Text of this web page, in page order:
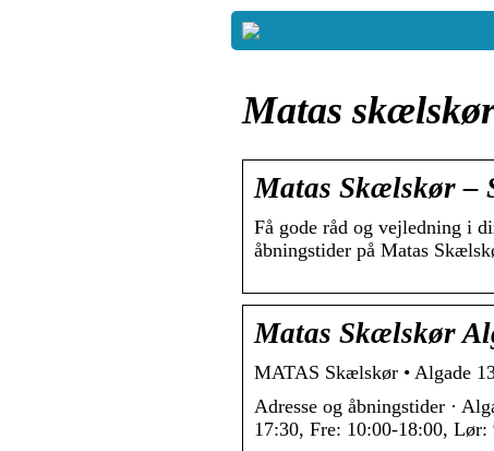
Matas
Matas Skælskør –
Få gode råd og vejledning i
åbningstider på Matas
Matas Skælskør
MATAS Skælskør • Algade
Adresse og åbningstider ·
17:30, Fre: 10:00-18:00, Lør: